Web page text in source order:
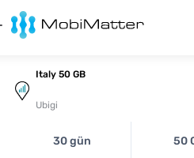
Italy 50 GB
Ubigi
30 gün 50